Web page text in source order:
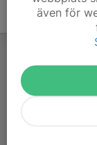
även för